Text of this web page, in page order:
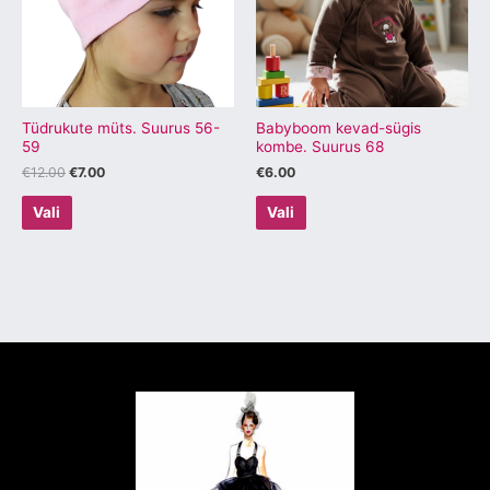
Tüdrukute müts. Suurus 56-
59
€12.00 €7.00
Vali
varianti.
Valikuid
saab
teha
tootelehel.
Babyboom kevad-sügis
kombe. Suurus 68
€6.00
Vali
varianti.
Valikuid
saab
teha
tootelehel.